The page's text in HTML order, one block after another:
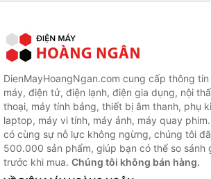
DienMayHoangNgan.com cung cấp thông
máy, điện tử, điện lạnh, điện gia dụng, nội
thoại, máy tính bảng, thiết bị âm thanh, phụ
laptop, máy vi tính, máy ảnh, máy quay
có cùng sự nỗ lực không ngừng, chúng tôi
500.000 sản phẩm, giúp bạn có thể so sánh
trước khi mua. Chúng tôi không bán hàng.